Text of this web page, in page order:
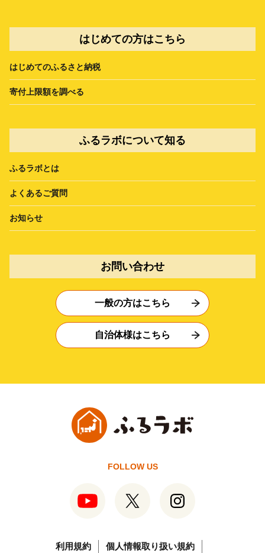
はじめての方はこちら
はじめてのふるさと納税
寄付上限額を調べる
ふるラボについて知る
ふるラボとは
よくあるご質問
お知らせ
お問い合わせ
一般の方はこちら
自治体様はこちら
FOLLOW US
利用規約 個人情報取り扱い規約